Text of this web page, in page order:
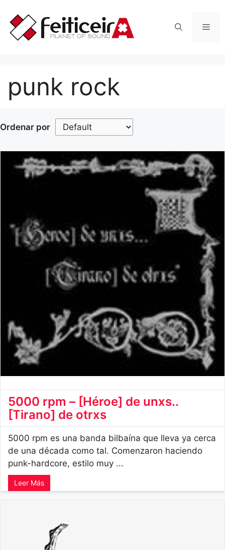
contenido
punk rock
Ordenar por
5000 rpm – [Héroe] de unxs..
[Tirano] de otrxs
5000 rpm es una banda bilbaína que lleva ya cerca
de una década como tal. Comenzaron haciendo
punk-hardcore, estilo muy ...
Leer Más